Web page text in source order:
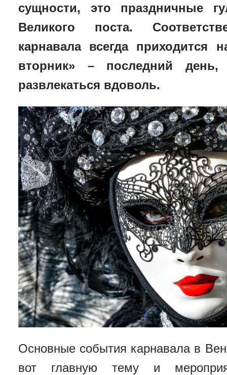
сущности, это праздничные
Великого поста.
карнавала всегда
вторник» – последний
развлекаться вдоволь.
Основные события карнавала в
вот главную тему и